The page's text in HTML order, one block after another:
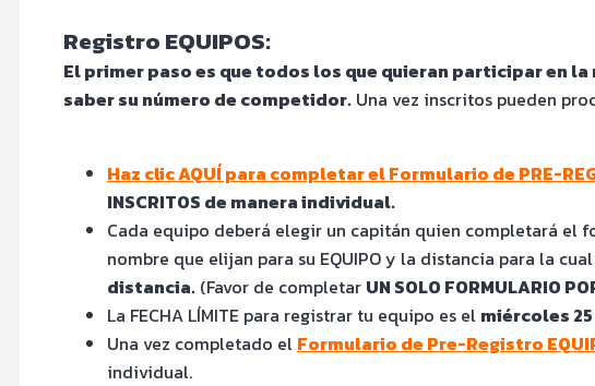
Registro EQUIPOS:
El primer paso es que todos los que quieran participar en la
saber su número de competidor. Una vez inscritos pueden
Haz clic AQUÍ para completar el Formulario de PRE-
INSCRITOS de manera individual.
Cada equipo deberá elegir un capitán quien completará
nombre que elijan para su EQUIPO y la distancia para la
distancia. (Favor de completar UN SOLO FORMULARIO
La FECHA LÍMITE para registrar tu equipo es el miércoles
Una vez completado el Formulario de Pre-Registro
individual.